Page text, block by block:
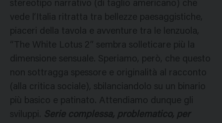
stereotipo narrativo (di taglio americano) che
vede l’Italia ritratta tra bellezze paesaggistiche,
piaceri della tavola e avventure tra le lenzuola,
“The White Lotus 2” sembra solleticare più la
dimensione sensuale. Speriamo, però, che questo
non sottragga spessore e originalità al racconto
(alla critica sociale), sbilanciandolo su un binario
più basico e patinato. Attendiamo dunque gli
sviluppi. Serie complessa, problematico, per